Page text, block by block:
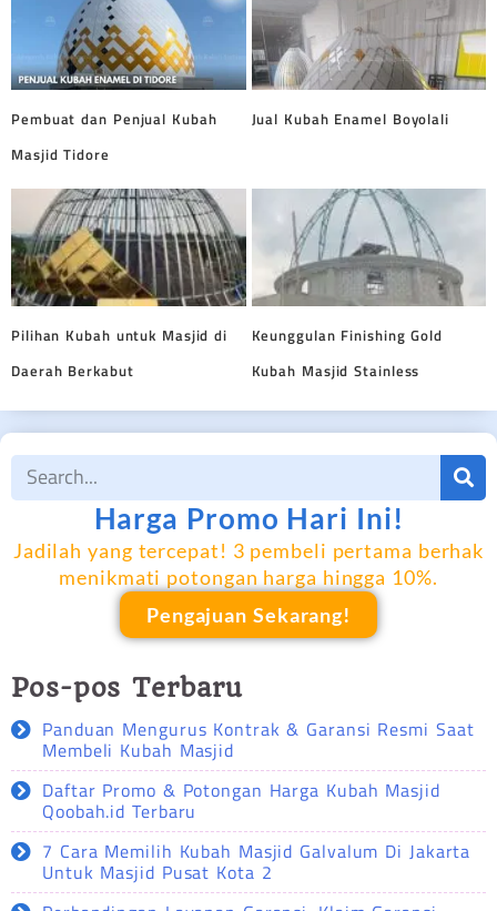
Pembuat dan Penjual Kubah
Masjid Tidore
Jual Kubah Enamel Boyolali
Pilihan Kubah untuk Masjid di
Daerah Berkabut
Keunggulan Finishing Gold
Kubah Masjid Stainless
Harga Promo Hari Ini!
Jadilah yang tercepat! 3 pembeli pertama berhak
menikmati potongan harga hingga 10%.
Pengajuan Sekarang!
Pos-pos Terbaru
Panduan Mengurus Kontrak & Garansi Resmi Saat
Membeli Kubah Masjid
Daftar Promo & Potongan Harga Kubah Masjid
Qoobah.id Terbaru
7 Cara Memilih Kubah Masjid Galvalum Di Jakarta
Untuk Masjid Pusat Kota 2